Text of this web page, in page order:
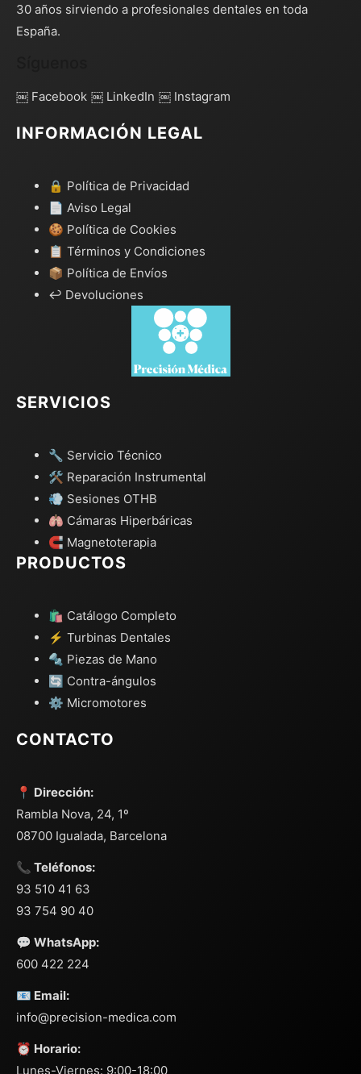
30 años sirviendo a profesionales dentales en toda
España.
￼ Facebook ￼ LinkedIn ￼ Instagram
INFORMACIÓN LEGAL
🔒 Política de Privacidad
📄 Aviso Legal
🍪 Política de Cookies
📋 Términos y Condiciones
📦 Política de Envíos
↩️ Devoluciones
SERVICIOS
🔧 Servicio Técnico
🛠️ Reparación Instrumental
💨 Sesiones OTHB
🫁 Cámaras Hiperbáricas
🧲 Magnetoterapia
PRODUCTOS
🛍️ Catálogo Completo
⚡ Turbinas Dentales
🔩 Piezas de Mano
🔄 Contra-ángulos
⚙️ Micromotores
CONTACTO
📍 Dirección:
Rambla Nova, 24, 1º
08700 Igualada, Barcelona
📞 Teléfonos:
93 510 41 63
93 754 90 40
💬 WhatsApp:
600 422 224
📧 Email:
info@precision-medica.com
⏰ Horario:
Lunes-Viernes: 9:00-18:00